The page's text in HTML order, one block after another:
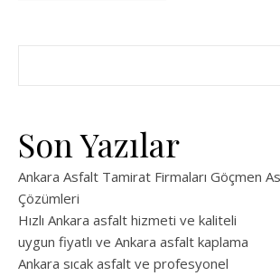
Son Yazılar
Ankara Asfalt Tamirat Firmaları Göçmen
Çözümleri
Hızlı Ankara asfalt hizmeti ve kaliteli
uygun fiyatlı ve Ankara asfalt kaplama
Ankara sıcak asfalt ve profesyonel